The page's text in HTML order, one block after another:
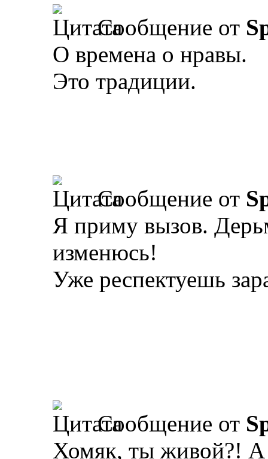
Сообщение от
О времена о нравы.
Это традиции.
Сообщение от
Я приму вызов.
изменюсь!
Уже респектуешь
Сообщение от
Хомяк, ты живой?! А